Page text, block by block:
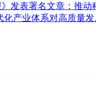
发表署名文章：推动
产业体系对高质量